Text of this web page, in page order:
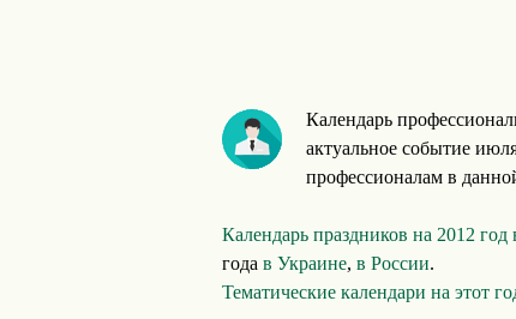
Календарь
актуальное событие
профессионалам в
Календарь праздников на 2012
года в Украине, в России.
Тематические календари на этот